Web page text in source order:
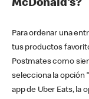
McDonald’s?
Para ordenar una
tus productos
Postmates como
selecciona la opción
app de Uber Eats, la